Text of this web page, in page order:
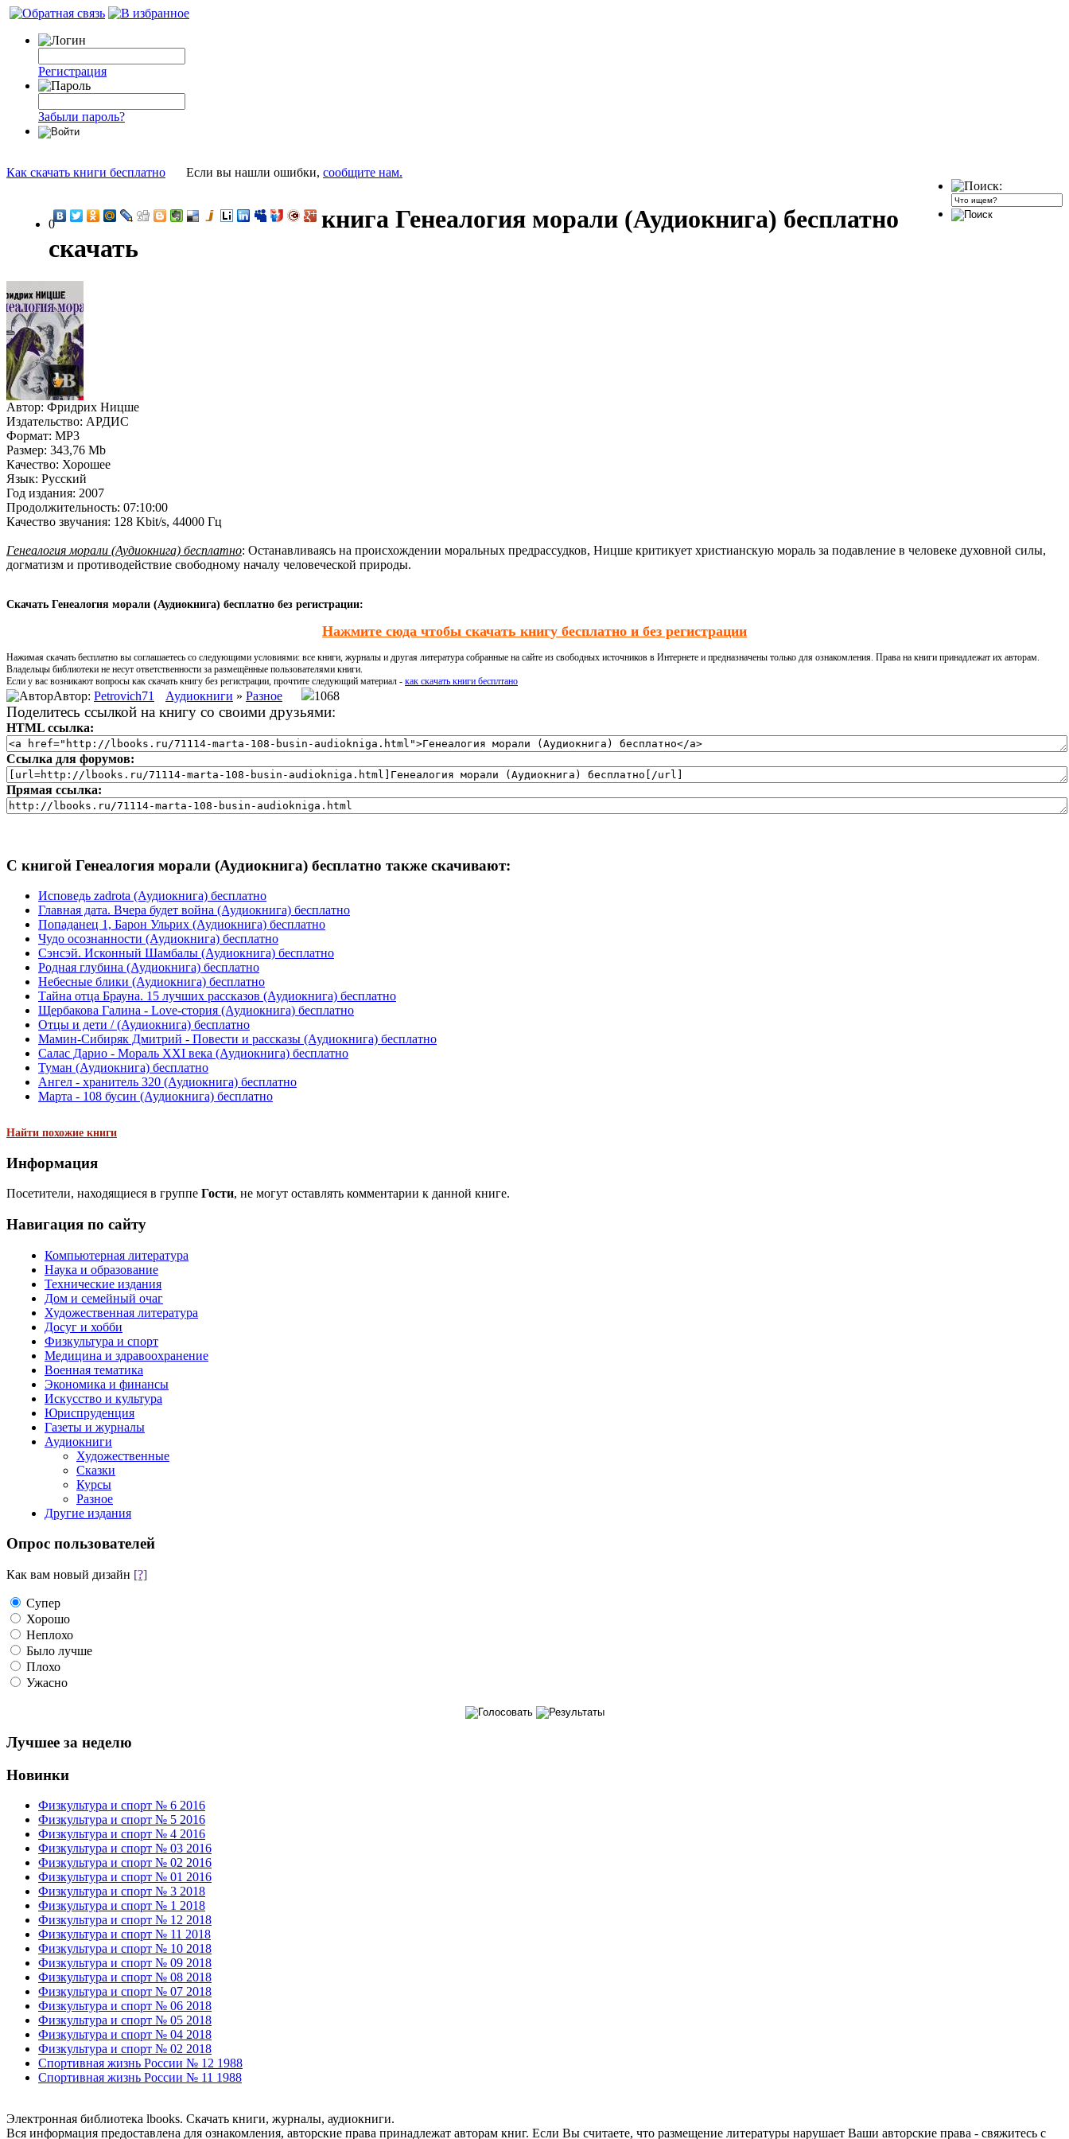
Регистрация
Забыли пароль?
Как скачать книги бесплатно Если вы нашли ошибки, сообщите нам.
0
книга Генеалогия морали (Аудиокнига) бесплатно
скачать
Автор: Фридрих Ницше
Издательство: АРДИС
Формат: MP3
Размер: 343,76 Mb
Качество: Хорошее
Язык: Русский
Год издания: 2007
Продолжительность: 07:10:00
Качество звучания: 128 Kbit/s, 44000 Гц
Генеалогия морали (Аудиокнига) бесплатно: Останавливаясь на происхождении моральных предрассудков, Ницше критикует христианскую мораль за подавление в человеке духовной силы,
догматизм и противодействие свободному началу человеческой природы.
Скачать Генеалогия морали (Аудиокнига) бесплатно без регистрации:
Нажмите сюда чтобы скачать книгу бесплатно и без регистрации
Нажимая скачать бесплатно вы соглашаетесь со следующими условиями: все книги, журналы и другая литература собранные на сайте из свободных источников в Интернете и предназначены только для ознакомления. Права на книги принадлежат их авторам.
Владельцы библиотеки не несут ответственности за размещённые пользователями книги.
Если у вас возникают вопросы как скачать книгу без регистрации, прочтите следующий материал - как скачать книги бесплтано
Автор: Petrovich71 Аудиокниги » Разное 1068
Поделитесь ссылкой на книгу со своими друзьями:
HTML ссылка:
Ссылка для форумов:
Прямая ссылка:
С книгой Генеалогия морали (Аудиокнига) бесплатно также скачивают:
Исповедь zadrota (Аудиокнига) бесплатно
Главная дата. Вчера будет война (Аудиокнига) бесплатно
Попаданец 1, Барон Ульрих (Аудиокнига) бесплатно
Чудо осознанности (Аудиокнига) бесплатно
Сэнсэй. Исконный Шамбалы (Аудиокнига) бесплатно
Родная глубина (Аудиокнига) бесплатно
Небесные блики (Аудиокнига) бесплатно
Тайна отца Брауна. 15 лучших рассказов (Аудиокнига) бесплатно
Щербакова Галина - Love-стория (Аудиокнига) бесплатно
Отцы и дети / (Аудиокнига) бесплатно
Мамин-Сибиряк Дмитрий - Повести и рассказы (Аудиокнига) бесплатно
Салас Дарио - Мораль XXI века (Аудиокнига) бесплатно
Туман (Аудиокнига) бесплатно
Ангел - хранитель 320 (Аудиокнига) бесплатно
Марта - 108 бусин (Аудиокнига) бесплатно
Найти похожие книги
Информация
Посетители, находящиеся в группе Гости, не могут оставлять комментарии к данной книге.
Навигация по сайту
Компьютерная литература
Наука и образование
Технические издания
Дом и семейный очаг
Художественная литература
Досуг и хобби
Физкультура и спорт
Медицина и здравоохранение
Военная тематика
Экономика и финансы
Искусство и культура
Юриспруденция
Газеты и журналы
Аудиокниги
Художественные
Сказки
Курсы
Разное
Другие издания
Опрос пользователей
Как вам новый дизайн [?]
Супер
Хорошо
Неплохо
Было лучше
Плохо
Ужасно
Лучшее за неделю
Новинки
Физкультура и спорт № 6 2016
Физкультура и спорт № 5 2016
Физкультура и спорт № 4 2016
Физкультура и спорт № 03 2016
Физкультура и спорт № 02 2016
Физкультура и спорт № 01 2016
Физкультура и спорт № 3 2018
Физкультура и спорт № 1 2018
Физкультура и спорт № 12 2018
Физкультура и спорт № 11 2018
Физкультура и спорт № 10 2018
Физкультура и спорт № 09 2018
Физкультура и спорт № 08 2018
Физкультура и спорт № 07 2018
Физкультура и спорт № 06 2018
Физкультура и спорт № 05 2018
Физкультура и спорт № 04 2018
Физкультура и спорт № 02 2018
Спортивная жизнь России № 12 1988
Спортивная жизнь России № 11 1988
Электронная библиотека lbooks. Скачать книги, журналы, аудиокниги.
Вся информация предоставлена для ознакомления, авторские права принадлежат авторам книг. Если Вы считаете, что размещение литературы нарушает Ваши авторские права - свяжитесь с